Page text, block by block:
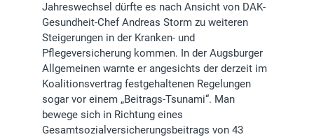
Jahreswechsel dürfte es nach Ansicht von DAK-
Gesundheit-Chef Andreas Storm zu weiteren
Steigerungen in der Kranken- und
Pflegeversicherung kommen. In der Augsburger
Allgemeinen warnte er angesichts der derzeit im
Koalitionsvertrag festgehaltenen Regelungen
sogar vor einem „Beitrags-Tsunami“. Man
bewege sich in Richtung eines
Gesamtsozialversicherungsbeitrags von 43